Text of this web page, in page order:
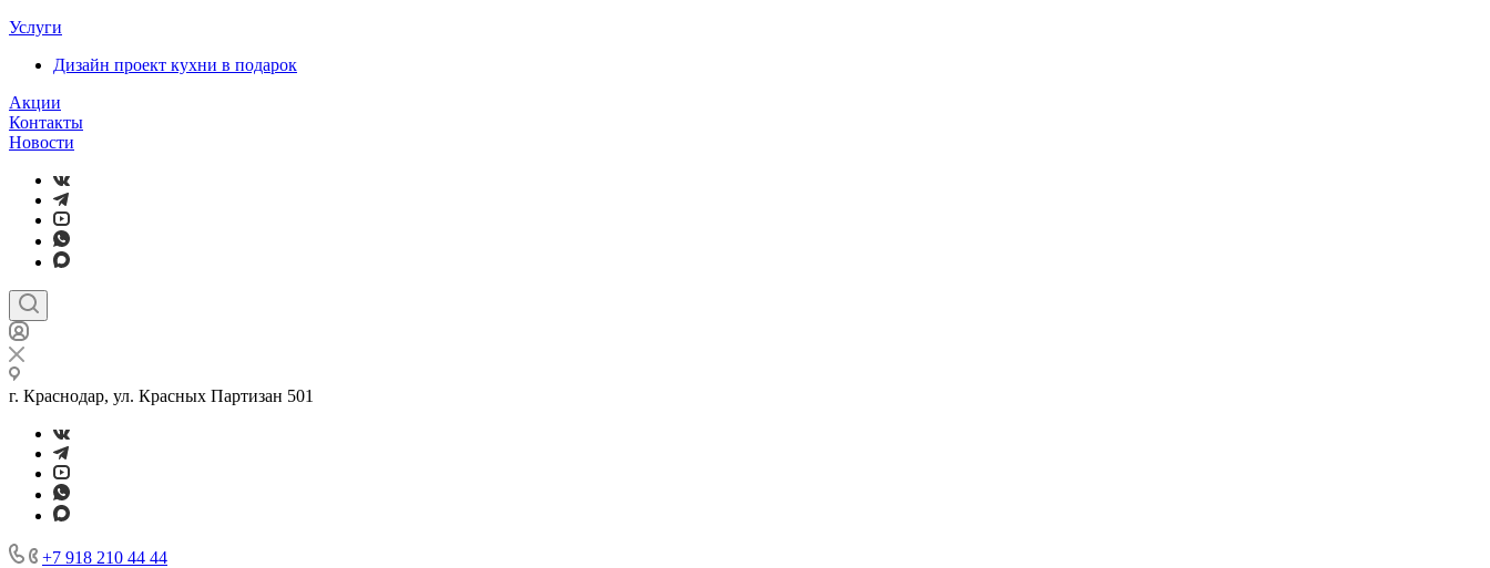
Услуги
Дизайн проект кухни в подарок
Акции
Контакты
Новости
г. Краснодар, ул. Красных Партизан 501
+7 918 210 44 44